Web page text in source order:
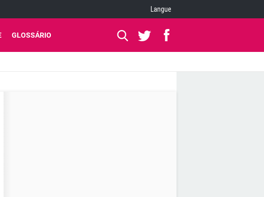
Langue
GLOSSÁRIO